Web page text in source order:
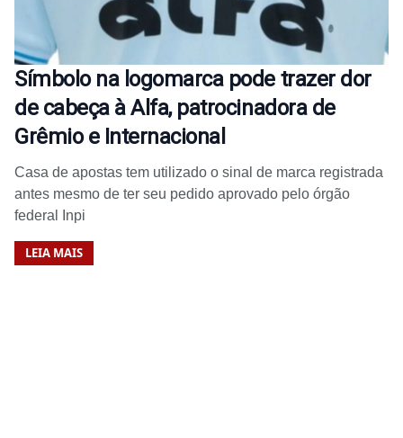
Símbolo na logomarca pode trazer dor
de cabeça à Alfa, patrocinadora de
Grêmio e Internacional
Casa de apostas tem utilizado o sinal de marca registrada
antes mesmo de ter seu pedido aprovado pelo órgão
federal Inpi
LEIA MAIS